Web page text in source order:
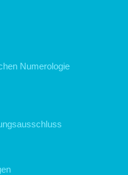
Numerologie